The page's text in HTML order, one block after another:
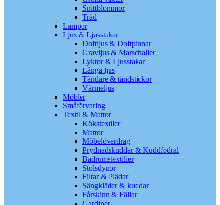
Snittblommor
Träd
Lampor
Ljus & Ljusstakar
Doftljus & Doftpinnar
Gravljus & Marschaller
Lyktor & Ljusstakar
Långa ljus
Tändare & tändstickor
Värmeljus
Möbler
Småförvaring
Textil & Mattor
Kökstextiler
Mattor
Möbelöverdrag
Prydnadskuddar & Kuddfodral
Badrumstextilier
Stolsdynor
Filtar & Plädar
Sängkläder & kuddar
Fårskinn & Fällar
Gardiner